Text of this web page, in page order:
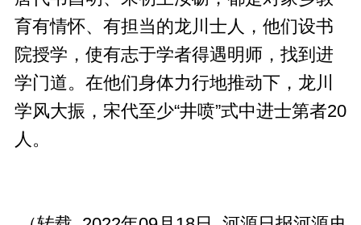
育有情怀、有担当的龙川士人，他们设书
院授学，使有志于学者得遇明师，找到进
学门道。在他们身体力行地推动下，龙川
学风大振，宋代至少“井喷”式中进士第者20
人。